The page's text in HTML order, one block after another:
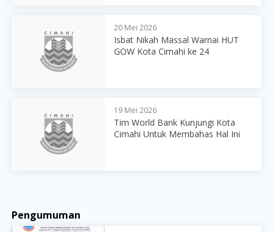
20 Mei 2026
Isbat Nikah Massal Warnai HUT
GOW Kota Cimahi ke 24
19 Mei 2026
Tim World Bank Kunjungi Kota
Cimahi Untuk Membahas Hal Ini
Pengumuman